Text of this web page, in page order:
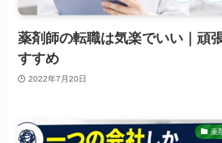
薬剤師の転職は気楽でいい｜頑
すすめ
2022年7月20日
薬